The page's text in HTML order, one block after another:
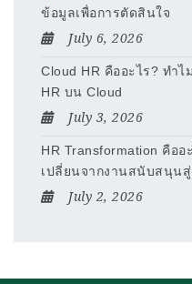
ข้อมูลเพื่อการตัดสินใจ
July 6, 2026
Cloud HR คืออะไร? ทำ
HR บน Cloud
July 3, 2026
HR Transformation คือ
เปลี่ยนจากงานสนับสนุน
July 2, 2026